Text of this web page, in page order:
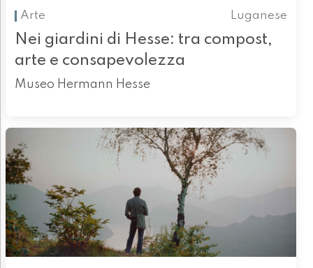
Arte
Luganese
Nei giardini di Hesse: tra compost,
arte e consapevolezza
Museo Hermann Hesse